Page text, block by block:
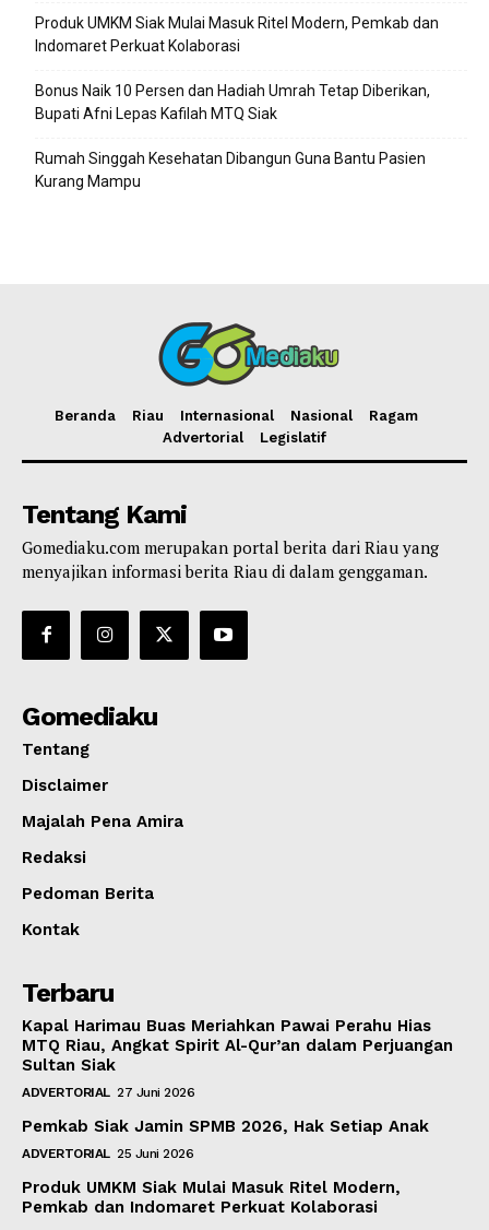
Produk UMKM Siak Mulai Masuk Ritel Modern, Pemkab dan
Indomaret Perkuat Kolaborasi
Bonus Naik 10 Persen dan Hadiah Umrah Tetap Diberikan,
Bupati Afni Lepas Kafilah MTQ Siak
Rumah Singgah Kesehatan Dibangun Guna Bantu Pasien
Kurang Mampu
Beranda Riau Internasional Nasional
Ragam
Advertorial
Legislatif
Tentang Kami
Gomediaku.com merupakan portal berita dari Riau yang
menyajikan informasi berita Riau di dalam genggaman.
Gomediaku
Tentang
Disclaimer
Majalah Pena Amira
Redaksi
Pedoman Berita
Kontak
Terbaru
Kapal Harimau Buas Meriahkan Pawai Perahu Hias
MTQ Riau, Angkat Spirit Al-Qur’an dalam Perjuangan
Sultan Siak
ADVERTORIAL 27 Juni 2026
Pemkab Siak Jamin SPMB 2026, Hak Setiap Anak
ADVERTORIAL 25 Juni 2026
Produk UMKM Siak Mulai Masuk Ritel Modern,
Pemkab dan Indomaret Perkuat Kolaborasi